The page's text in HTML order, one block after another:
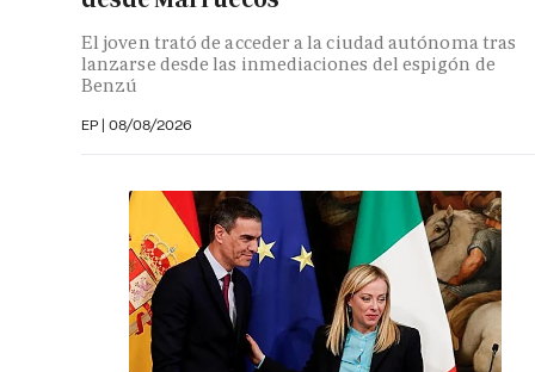
El joven trató de acceder a la ciudad autónoma tras
lanzarse desde las inmediaciones del espigón de
Benzú
EP | 08/08/2026